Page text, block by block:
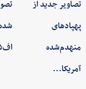
تصاویر جدید از
پهپادهای
منهدم‌شده
آمریکا…
اف۱۵…